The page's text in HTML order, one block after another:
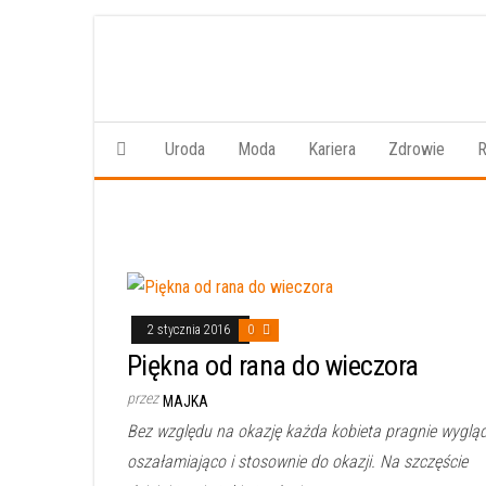
Uroda Moda Kariera Zdrowie
2 stycznia 2016 0
Piękna od rana do wieczora
przez MAJKA
Bez względu na okazję każda kobieta pragnie
oszałamiająco i stosownie do okazji. Na szczęście